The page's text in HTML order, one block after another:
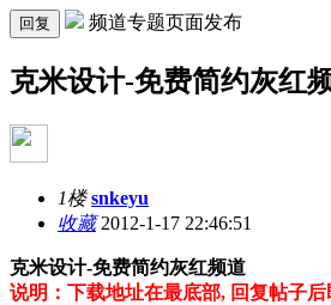
回复 频道专题页面发布
克米设计-免费简约灰红
1楼 snkeyu
收藏2012-1-17 22:46:51
克米设计-免费简约灰红频道
说明：下载地址在最底部, 回复帖子后